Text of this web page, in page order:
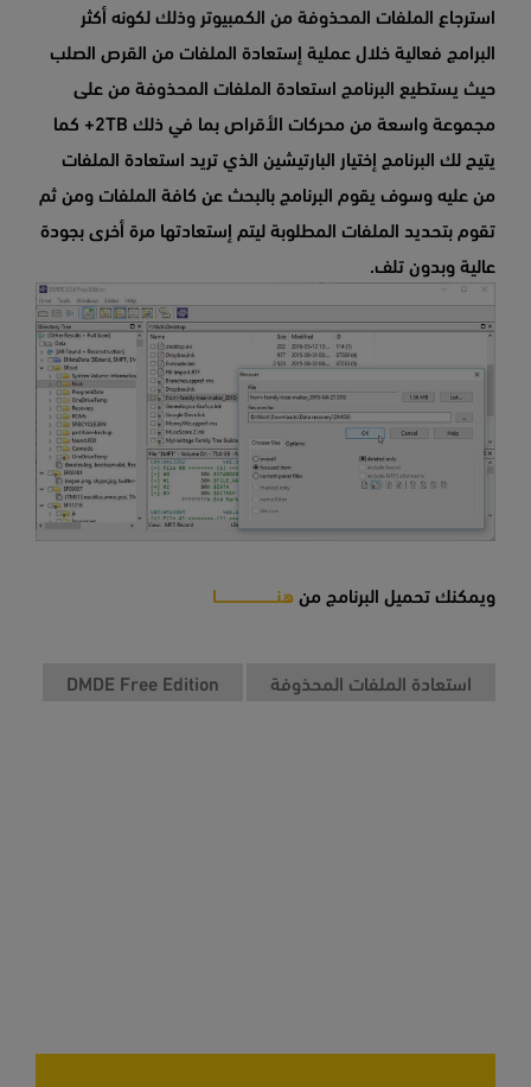
استرجاع الملفات المحذوفة من الكمبيوتر وذلك لكونه أكثر
البرامج فعالية خلال عملية إستعادة الملفات من القرص الصلب
حيث يستطيع البرنامج استعادة الملفات المحذوفة من على
مجموعة واسعة من محركات الأقراص بما في ذلك 2TB+ كما
يتيح لك البرنامج إختيار البارتيشين الذي تريد استعادة الملفات
من عليه وسوف يقوم البرنامج بالبحث عن كافة الملفات ومن ثم
تقوم بتحديد الملفات المطلوبة ليتم إستعادتها مرة أخرى بجودة
عالية وبدون تلف.
ويمكنك تحميل البرنامج من هنـــــــــــــــــــــــــا
استعادة الملفات المحذوفة DMDE Free Edition